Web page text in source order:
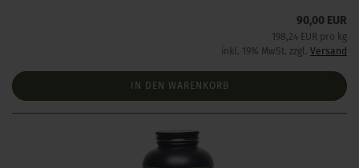
90,00 EUR
198,24 EUR pro kg
inkl. 19% MwSt. zzgl. Versand
IN DEN WARENKORB